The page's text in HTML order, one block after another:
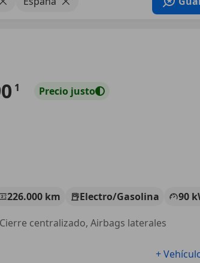
1 Precio justo
226.000 km Electro/Gasolina
90
centralizado, Airbags laterales
+